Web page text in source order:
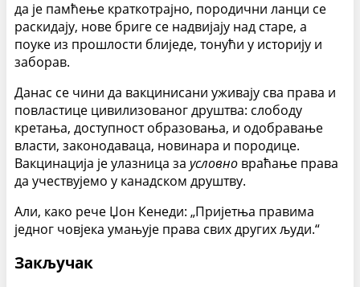
да је памћење краткотрајно, породични ланци се
раскидају, нове бриге се надвијају над старе, а
поуке из прошлости блиједе, тонући у историју и
заборав.
Данас се чини да вакцинисани уживају сва права и
повластице цивилизованог друштва: слободу
кретања, доступност образовања, и одобравање
власти, законодаваца, новинара и породице.
Вакцинација је улазница за условно враћање права
да учествујемо у канадском друштву.
Али, како рече Џон Кенеди: „Пријетња правима
једног човјека умањује права свих других људи.“
Закључак